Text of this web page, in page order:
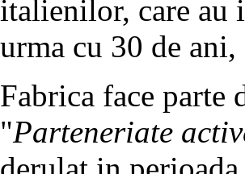
italienilor, care au
urma cu 30 de
Fabrica face
"Parteneriate